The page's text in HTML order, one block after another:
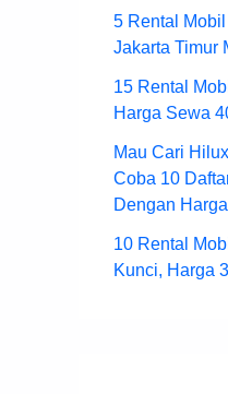
5 Rental
Jakarta Timur
15 Rental
Harga Sewa
Mau Cari
Coba 10
Dengan
10 Rental
Kunci, Harga